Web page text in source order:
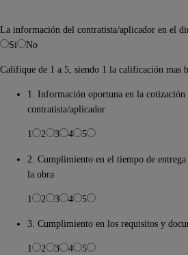
La información del contratista/aplicador en el
Si
No
Califique de 1 a 5, siendo 1 la calificación mas
1. Información oportuna en la
contratista/aplicador
1 2 3 4 5
2. Cumplimiento en el tiempo de
la obra
1 2 3 4 5
3. Cumplimiento en los requisitos y
1 2 3 4 5